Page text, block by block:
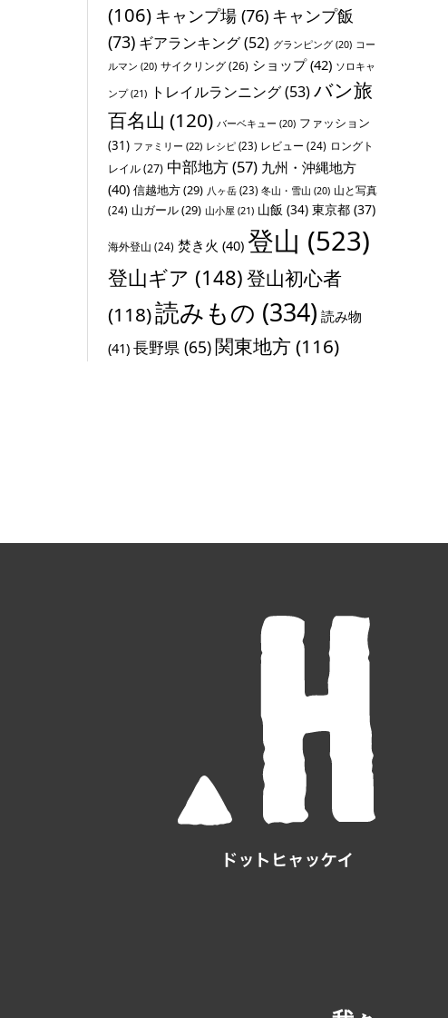
(106) キャンプ場 (76) キャンプ飯
(73) ギアランキング(52) グランピング (20) コー
ルマン (20) サイクリング(26) ショップ(42) ソロキャ
ンプ(21) トレイルランニング(53)バン旅
百名山 (120) バーベキュー (20) ファッション
(31) ファミリー (22) レシピ (23) レビュー (24) ロングト
レイル(27) 中部地方(57) 九州・沖縄地方
(40) 信越地方(29) 八ヶ岳 (23) 冬山・雪山 (20) 山と写真
(24) 山ガール(29) 山小屋 (21) 山飯 (34) 東京都 (37)
海外登山 (24) 焚き火 (40) 登山 (523)
登山ギア (148)登山初心者
(118)読みもの (334) 読み物
(41) 長野県 (65)関東地方(116)